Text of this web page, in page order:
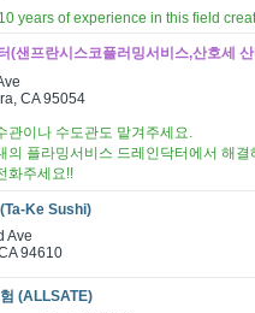
years of experience in this field
(샌프란시스코플러밍서비스,산호세
CA 95054
관이나 수도관도 맡겨주세요.
의 플라밍서비스 드레인닥터에서 해결
화주세요!!
Ke Sushi)
Ave
94610
(ALLSATE)